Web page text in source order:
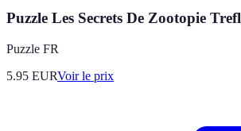
Puzzle Les Secrets De Zootopie Trefl
Puzzle FR
5.95 EURVoir le prix